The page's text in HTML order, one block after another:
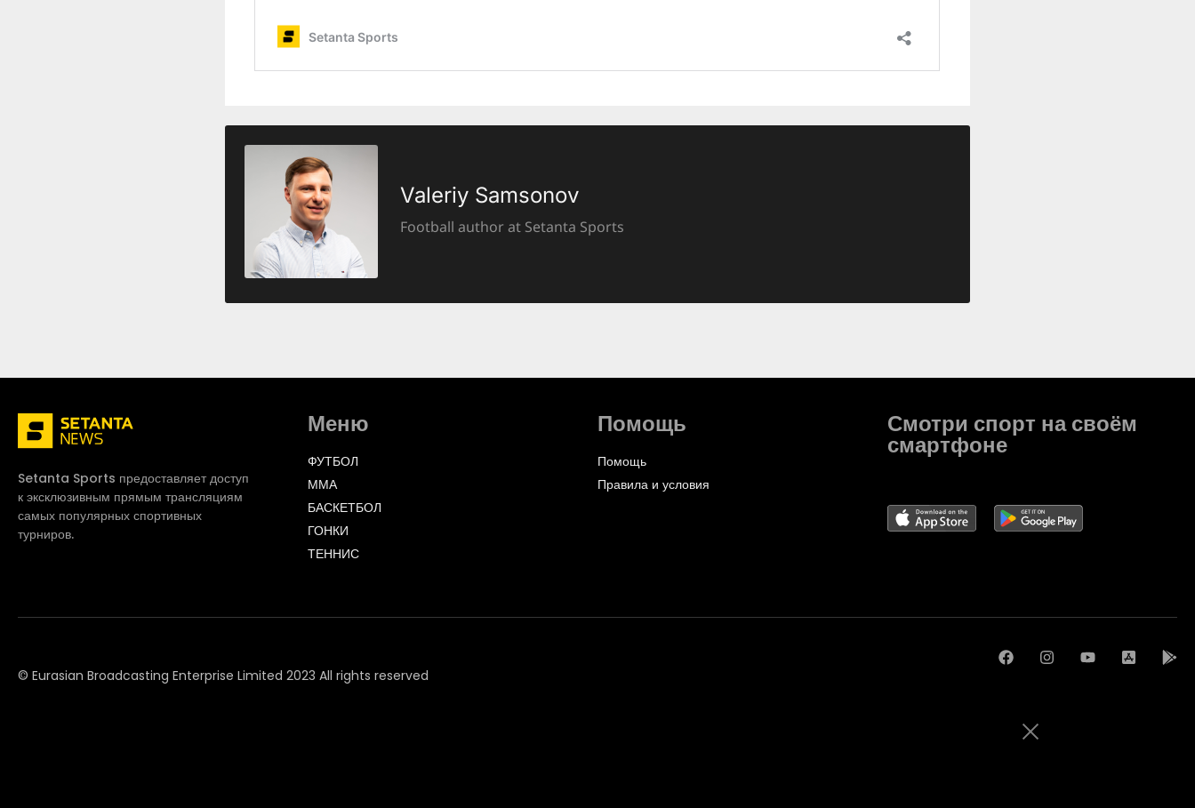
Valeriy Samsonov
Football author at Setanta Sports
Setanta Sports предоставляет доступ
к эксклюзивным прямым трансляциям
самых популярных спортивных
турниров.
Меню
ФУТБОЛ
ММА
БАСКЕТБОЛ
ГОНКИ
ТЕННИС
Помощь
Помощь
Правила и условия
Смотри спорт на своём
смартфоне
© Eurasian Broadcasting Enterprise Limited 2023 All rights reserved